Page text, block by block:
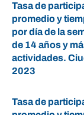
Tasa de
promedio y
por día de la
de 14 años y
actividades.
2023
Tasa de